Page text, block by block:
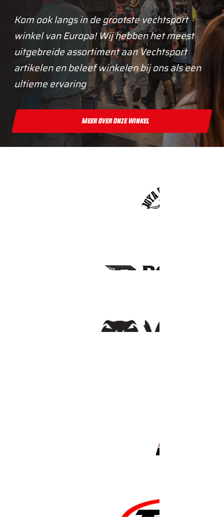
Kom ook langs in de grootste vechtsport
winkel van Europa! Wij hebben het meest
uitgebreide assortiment aan Vechtsport
artikelen en beleef winkelen bij ons als een
ultieme ervaring
Meer Over Onze Winkel